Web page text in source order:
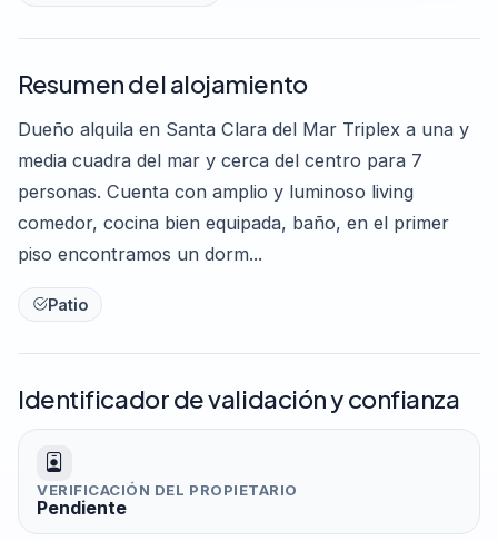
Resumen del alojamiento
Dueño alquila en Santa Clara del Mar Triplex a una y
media cuadra del mar y cerca del centro para 7
personas. Cuenta con amplio y luminoso living
comedor, cocina bien equipada, baño, en el primer
piso encontramos un dorm...
Patio
Identificador de validación y confianza
VERIFICACIÓN DEL PROPIETARIO
Pendiente